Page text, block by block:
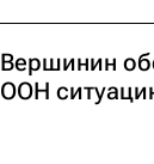
Вершинин
ООН